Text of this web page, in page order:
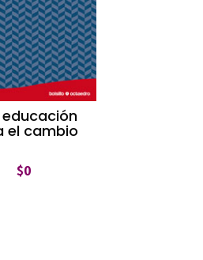
educación
el cambio
$0